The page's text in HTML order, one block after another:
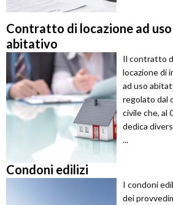
Contratto di locazione ad uso
abitativo
Il contratto
locazione di
ad uso
regolato dal
civile che, al
dedica
...
Condoni edilizi
I condoni
dei